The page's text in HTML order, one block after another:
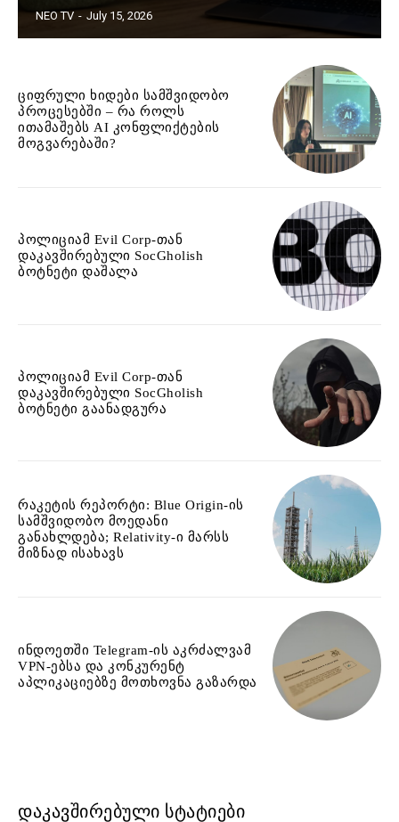
NEO TV - July 15, 2026
ციფრული ხიდები სამშვიდობო
პროცესებში – რა როლს
ითამაშებს AI კონფლიქტების
მოგვარებაში?
პოლიციამ Evil Corp-თან
დაკავშირებული SocGholish
ბოტნეტი დაშალა
პოლიციამ Evil Corp-თან
დაკავშირებული SocGholish
ბოტნეტი გაანადგურა
რაკეტის რეპორტი: Blue Origin-ის
სამშვიდობო მოედანი
განახლდება; Relativity-ი მარსს
მიზნად ისახავს
ინდოეთში Telegram-ის აკრძალვამ
VPN-ებსა და კონკურენტ
აპლიკაციებზე მოთხოვნა გაზარდა
ᲓᲐᲙᲐᲕᲨᲘᲠᲔᲑᲣᲚᲘ ᲡᲢᲐᲢᲘᲔᲑᲘ